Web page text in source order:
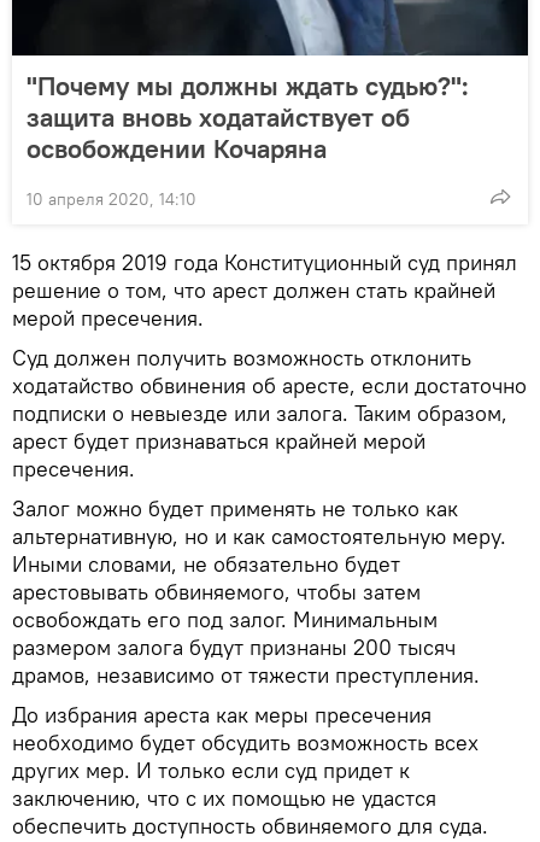
"Почему мы должны ждать судью?":
защита вновь ходатайствует об
освобождении Кочаряна
10 апреля 2020, 14:10
15 октября 2019 года Конституционный суд принял
решение о том, что арест должен стать крайней
мерой пресечения.
Суд должен получить возможность отклонить
ходатайство обвинения об аресте, если достаточно
подписки о невыезде или залога. Таким образом,
арест будет признаваться крайней мерой
пресечения.
Залог можно будет применять не только как
альтернативную, но и как самостоятельную меру.
Иными словами, не обязательно будет
арестовывать обвиняемого, чтобы затем
освобождать его под залог. Минимальным
размером залога будут признаны 200 тысяч
драмов, независимо от тяжести преступления.
До избрания ареста как меры пресечения
необходимо будет обсудить возможность всех
других мер. И только если суд придет к
заключению, что с их помощью не удастся
обеспечить доступность обвиняемого для суда.